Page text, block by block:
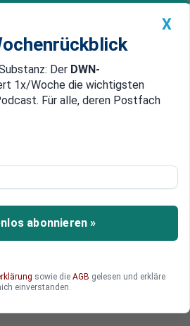
Geldanlage Premium
DWN-Magazin China
sich weltweit mit
hat sich der Bargeld-
in das System
X
Der DWN-
1x/Woche die wichtigsten
Für alle, deren Postfach
abonnieren »
sowie die AGB gelesen und erkläre
einverstanden.